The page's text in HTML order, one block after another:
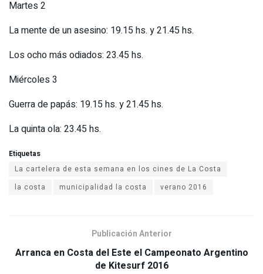
Martes 2
La mente de un asesino: 19.15 hs. y 21.45 hs.
Los ocho más odiados: 23.45 hs.
Miércoles 3
Guerra de papás: 19.15 hs. y 21.45 hs.
La quinta ola: 23.45 hs.
Etiquetas
la costa
municipalidad la costa verano 2016
Publicación Anterior
Arranca en Costa del Este el Campeonato Argentino
de Kitesurf 2016‏